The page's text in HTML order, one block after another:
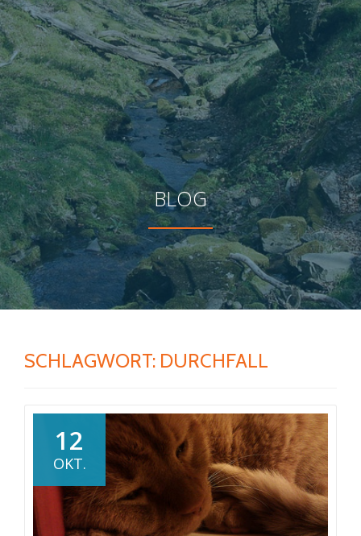
BLOG
SCHLAGWORT: DURCHFALL
12
OKT.